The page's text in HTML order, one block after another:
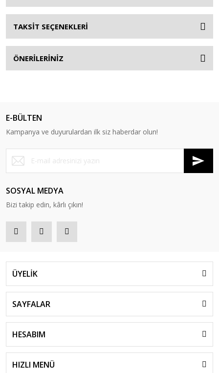
TAKSİT SEÇENEKLERİ
ÖNERİLERİNİZ
E-BÜLTEN
Kampanya ve duyurulardan ilk siz haberdar olun!
SOSYAL MEDYA
Bizi takip edin, kârlı çıkın!
ÜYELİK
SAYFALAR
HESABIM
HIZLI MENÜ